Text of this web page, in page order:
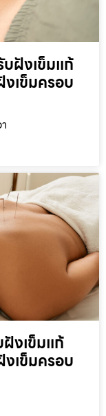
ฝังเข็มแก้
เข็มครอบ
งเข็มแก้
เข็มครอบ